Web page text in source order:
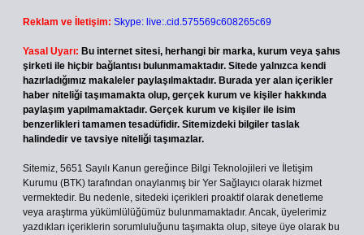
Reklam ve İletişim: Skype: live:.cid.575569c608265c69
Yasal Uyarı: Bu internet sitesi, herhangi bir marka, kurum veya şahıs
şirketi ile hiçbir bağlantısı bulunmamaktadır. Sitede yalnızca kendi
hazırladığımız makaleler paylaşılmaktadır. Burada yer alan içerikler
haber niteliği taşımamakta olup, gerçek kurum ve kişiler hakkında
paylaşım yapılmamaktadır. Gerçek kurum ve kişiler ile isim
benzerlikleri tamamen tesadüfidir. Sitemizdeki bilgiler taslak
halindedir ve tavsiye niteliği taşımazlar.
Sitemiz, 5651 Sayılı Kanun gereğince Bilgi Teknolojileri ve İletişim
Kurumu (BTK) tarafından onaylanmış bir Yer Sağlayıcı olarak hizmet
vermektedir. Bu nedenle, sitedeki içerikleri proaktif olarak denetleme
veya araştırma yükümlülüğümüz bulunmamaktadır. Ancak, üyelerimiz
yazdıkları içeriklerin sorumluluğunu taşımakta olup, siteye üye olarak bu